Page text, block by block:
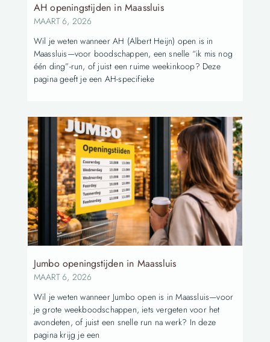
AH openingstijden in Maassluis
MAART 6, 2026
Wil je weten wanneer AH (Albert Heijn) open is in
Maassluis—voor boodschappen, een snelle “ik mis nog
één ding”-run, of juist een ruime weekinkoop? Deze
pagina geeft je een AH-specifieke
Jumbo openingstijden in Maassluis
MAART 6, 2026
Wil je weten wanneer Jumbo open is in Maassluis—voor
je grote weekboodschappen, iets vergeten voor het
avondeten, of juist een snelle run na werk? In deze
pagina krijg je een